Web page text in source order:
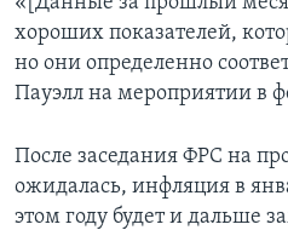
хороших показателей,
но они определенно
Пауэлл на мероприятии в
После заседания ФРС на
ожидалась, инфляция в
этом году будет и дальше